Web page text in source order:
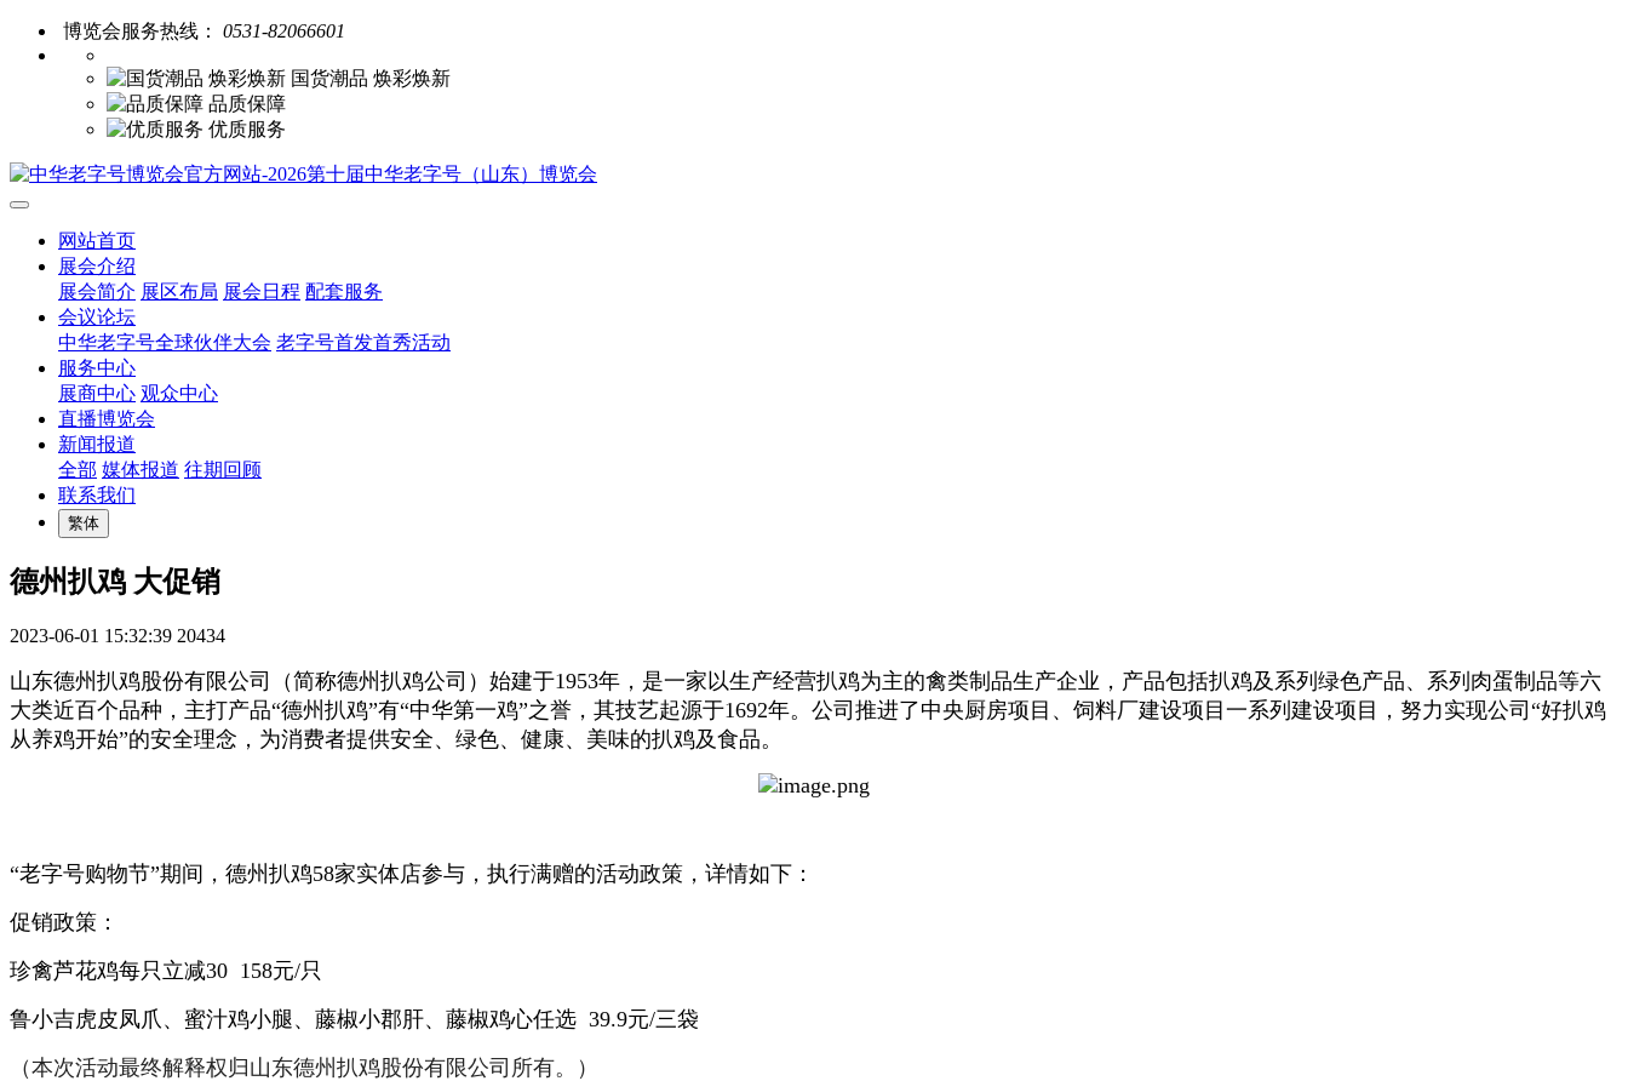
博览会服务热线： 0531-82066601
国货潮品 焕彩焕新
品质保障
优质服务
网站首页
展会介绍
展会简介 展区布局 展会日程 配套服务
会议论坛
中华老字号全球伙伴大会 老字号首发首秀活动
服务中心
展商中心 观众中心
直播博览会
新闻报道
全部 媒体报道 往期回顾
联系我们
繁体
德州扒鸡 大促销
2023-06-01 15:32:39 20434
山东德州扒鸡股份有限公司（简称德州扒鸡公司）始建于1953年，是一家以生产经营扒鸡为主的禽类制品生产企业，产品包括扒鸡及系列绿色产品、系列肉蛋制品等六
大类近百个品种，主打产品“德州扒鸡”有“中华第一鸡”之誉，其技艺起源于1692年。公司推进了中央厨房项目、饲料厂建设项目一系列建设项目，努力实现公司“好扒鸡
从养鸡开始”的安全理念，为消费者提供安全、绿色、健康、美味的扒鸡及食品。
“老字号购物节”期间，德州扒鸡58家实体店参与，执行满赠的活动政策，详情如下：
促销政策：
珍禽芦花鸡每只立减30 158元/只
鲁小吉虎皮凤爪、蜜汁鸡小腿、藤椒小郡肝、藤椒鸡心任选 39.9元/三袋
（本次活动最终解释权归山东德州扒鸡股份有限公司所有。）